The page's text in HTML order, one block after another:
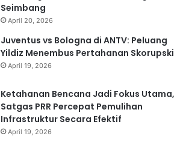
Seimbang
April 20, 2026
Juventus vs Bologna di ANTV: Peluang
Yildiz Menembus Pertahanan Skorupski
April 19, 2026
Ketahanan Bencana Jadi Fokus Utama,
Satgas PRR Percepat Pemulihan
Infrastruktur Secara Efektif
April 19, 2026